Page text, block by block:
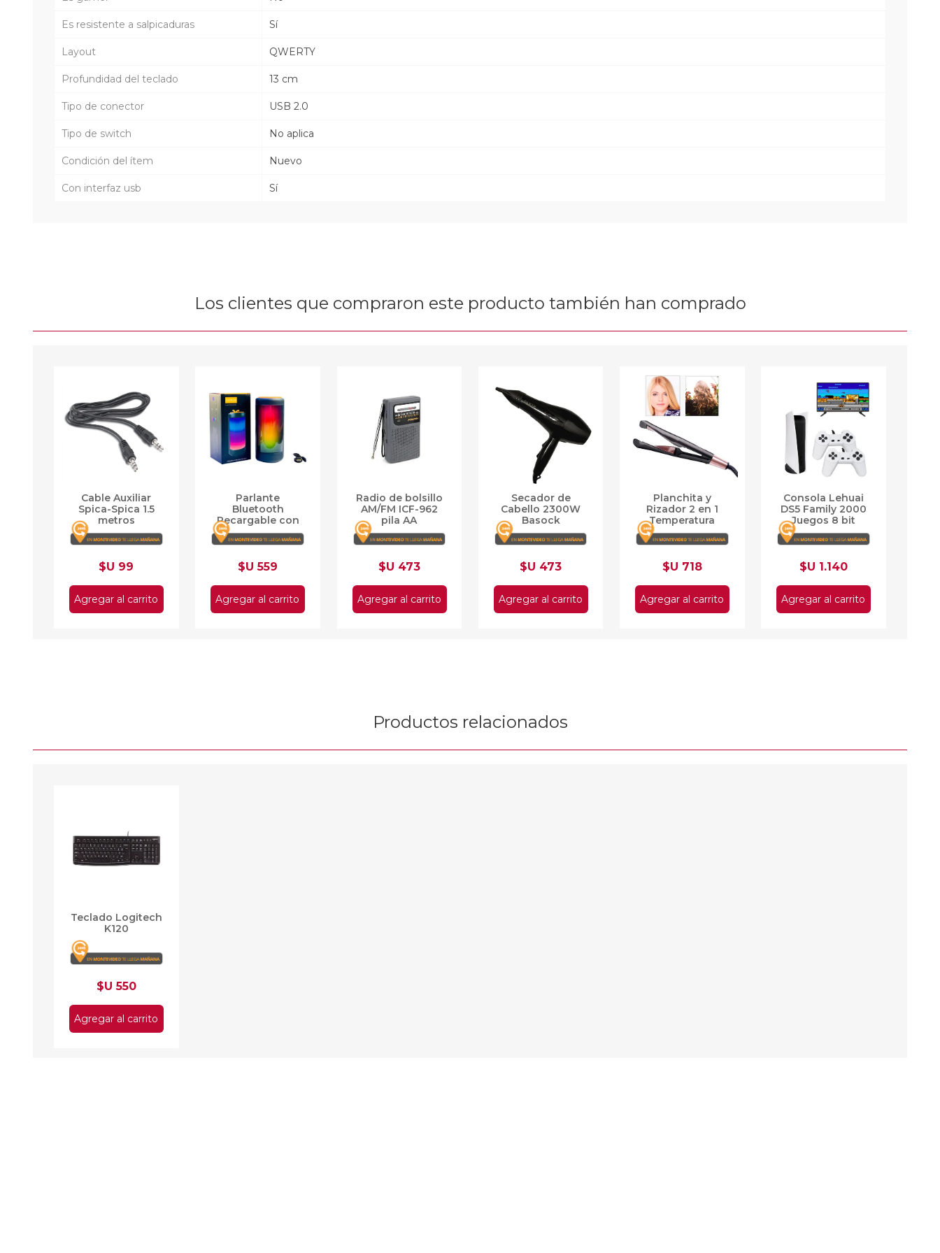
Es resistente a salpicaduras Sí
Layout QWERTY
Profundidad del teclado 13 cm
Tipo de conector USB 2.0
Tipo de switch No aplica
Condición del ítem Nuevo
Con interfaz usb Sí
Los clientes que compraron este producto también han comprado
Cable Auxiliar
Spica-Spica 1.5
metros
$U 99
Agregar al carrito
Parlante
Bluetooth
Recargable con
Luces RGB
L117/118
$U 559
Agregar al carrito
Radio de bolsillo
AM/FM ICF-962
pila AA
$U 473
Agregar al carrito
Secador de
Cabello 2300W
Basock
$U 473
Agregar al carrito
Planchita y
Rizador 2 en 1
Temperatura
regulable 230º
Ceramic
$U 718
Agregar al carrito
Consola Lehuai
DS5 Family 2000
Juegos 8 bit
$U 1.140
Agregar al carrito
Productos relacionados
Teclado Logitech
K120
$U 550
Agregar al carrito